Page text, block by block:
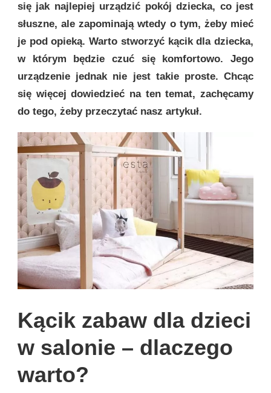
URZĄDZIĆ?
się jak najlepiej urządzić pokój dziecka, co jest
słuszne, ale zapominają wtedy o tym, żeby mieć
je pod opieką. Warto stworzyć kącik dla dziecka,
w którym będzie czuć się komfortowo. Jego
urządzenie jednak nie jest takie proste. Chcąc
się więcej dowiedzieć na ten temat, zachęcamy
do tego, żeby przeczytać nasz artykuł.
Kącik zabaw dla dzieci
w salonie – dlaczego
warto?